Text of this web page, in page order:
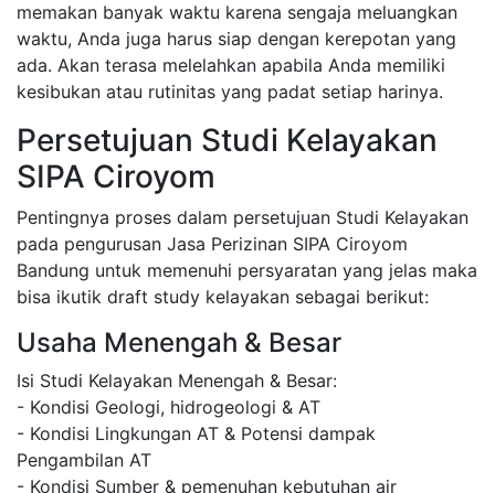
memakan banyak waktu karena sengaja meluangkan
waktu, Anda juga harus siap dengan kerepotan yang
ada. Akan terasa melelahkan apabila Anda memiliki
kesibukan atau rutinitas yang padat setiap harinya.
Persetujuan Studi Kelayakan
SIPA Ciroyom
Pentingnya proses dalam persetujuan Studi Kelayakan
pada pengurusan Jasa Perizinan SIPA Ciroyom
Bandung untuk memenuhi persyaratan yang jelas maka
bisa ikutik draft study kelayakan sebagai berikut:
Usaha Menengah & Besar
Isi Studi Kelayakan Menengah & Besar:
- Kondisi Geologi, hidrogeologi & AT
- Kondisi Lingkungan AT & Potensi dampak
Pengambilan AT
- Kondisi Sumber & pemenuhan kebutuhan air